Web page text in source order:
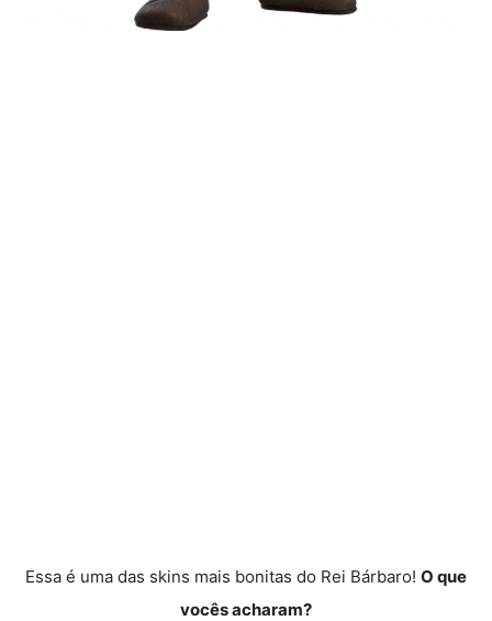
Essa é uma das skins mais bonitas do Rei Bárbaro! O que
vocês acharam?